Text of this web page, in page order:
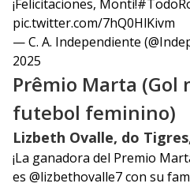
¡Felicitaciones, Monti!
pic.twitter.com/7hQ0HlKivm
— C. A. Independiente
2025
Prêmio Marta (Gol
futebol feminino)
Lizbeth Ovalle, do
¡La ganadora del Premio
es @lizbethovalle7con su